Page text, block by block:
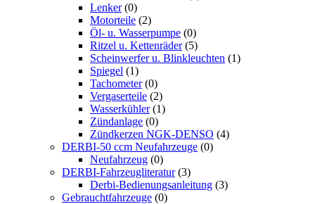
Lenker (0)
Motorteile (2)
Öl- u. Wasserpumpe (0)
Ritzel u. Kettenräder (5)
Scheinwerfer u. Blinkleuchten (1)
Spiegel (1)
Tachometer (0)
Vergaserteile (2)
Wasserkühler (1)
Zündanlage (0)
Zündkerzen NGK-DENSO (4)
DERBI-50 ccm Neufahrzeuge (0)
Neufahrzeug (0)
DERBI-Fahrzeugliteratur (3)
Derbi-Bedienungsanleitung (3)
Gebrauchtfahrzeuge (0)